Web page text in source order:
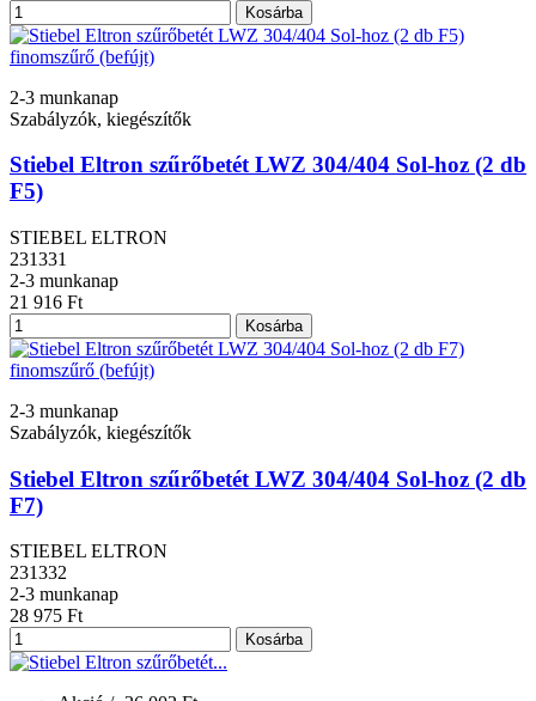
Kosárba
2-3 munkanap
Szabályzók, kiegészítők
Stiebel Eltron szűrőbetét LWZ 304/404 Sol-hoz (2 db
F5)
STIEBEL ELTRON
231331
2-3 munkanap
21 916 Ft
Kosárba
2-3 munkanap
Szabályzók, kiegészítők
Stiebel Eltron szűrőbetét LWZ 304/404 Sol-hoz (2 db
F7)
STIEBEL ELTRON
231332
2-3 munkanap
28 975 Ft
Kosárba